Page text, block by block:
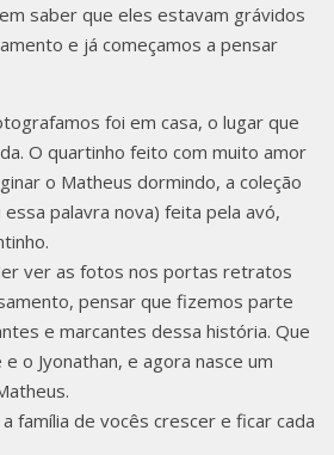
saber que eles estavam grávidos
e já começamos a pensar
foi em casa, o lugar que
O quartinho feito com muito amor
o Matheus dormindo, a coleção
palavra nova) feita pela avó,
ver as fotos nos portas retratos
pensar que fizemos parte
e marcantes dessa história. Que
o Jyonathan, e agora nasce um
família de vocês crescer e ficar cada